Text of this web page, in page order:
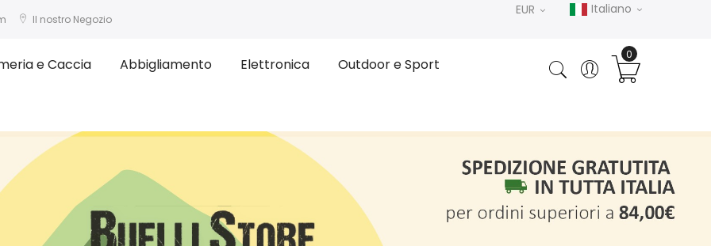
Il nostro Negozio
Italiano
EUR
e Caccia Abbigliamento Elettronica Outdoor e Sport